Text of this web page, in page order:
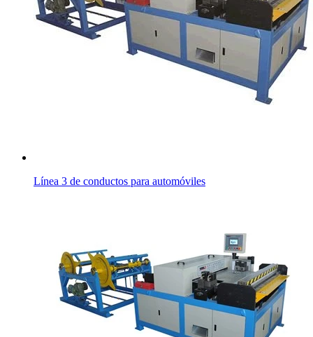
Línea 3 de conductos para automóviles